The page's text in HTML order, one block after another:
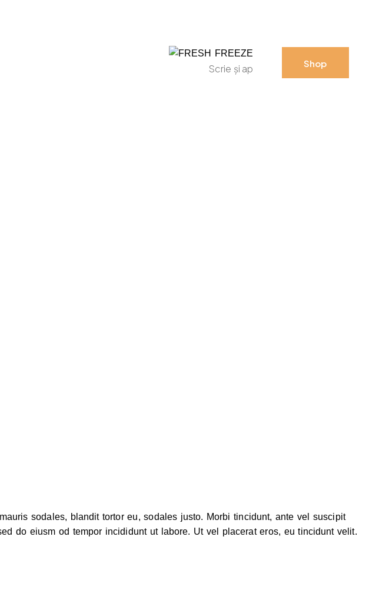
Shop
sodales, blandit tortor eu, sodales justo. Morbi tincidunt, ante vel suscipit
do eiusm od tempor incididunt ut labore. Ut vel placerat eros, eu tincidunt velit.